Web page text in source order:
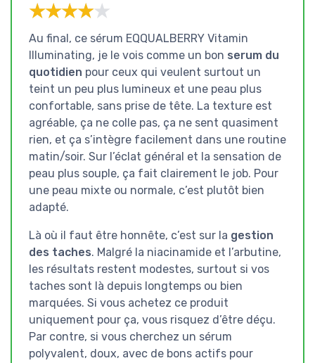
★★★★★
★★★★★
Au final, ce sérum EQQUALBERRY Vitamin
Illuminating, je le vois comme un bon serum du
quotidien pour ceux qui veulent surtout un
teint un peu plus lumineux et une peau plus
confortable, sans prise de tête. La texture est
agréable, ça ne colle pas, ça ne sent quasiment
rien, et ça s’intègre facilement dans une routine
matin/soir. Sur l’éclat général et la sensation de
peau plus souple, ça fait clairement le job. Pour
une peau mixte ou normale, c’est plutôt bien
adapté.
Là où il faut être honnête, c’est sur la gestion
des taches. Malgré la niacinamide et l’arbutine,
les résultats restent modestes, surtout si vos
taches sont là depuis longtemps ou bien
marquées. Si vous achetez ce produit
uniquement pour ça, vous risquez d’être déçu.
Par contre, si vous cherchez un sérum
polyvalent, doux, avec de bons actifs pour